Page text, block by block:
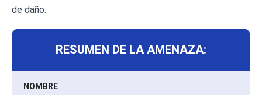
de daño.
RESUMEN DE LA AMENAZA:
NOMBRE